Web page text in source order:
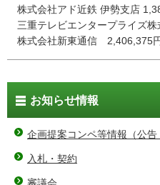
株式会社アド近鉄 伊勢支店
三重テレビエンタープライズ
株式会社新東通信 2,406,375
お知らせ情報
企画提案コンペ等情報（公告
入札・契約